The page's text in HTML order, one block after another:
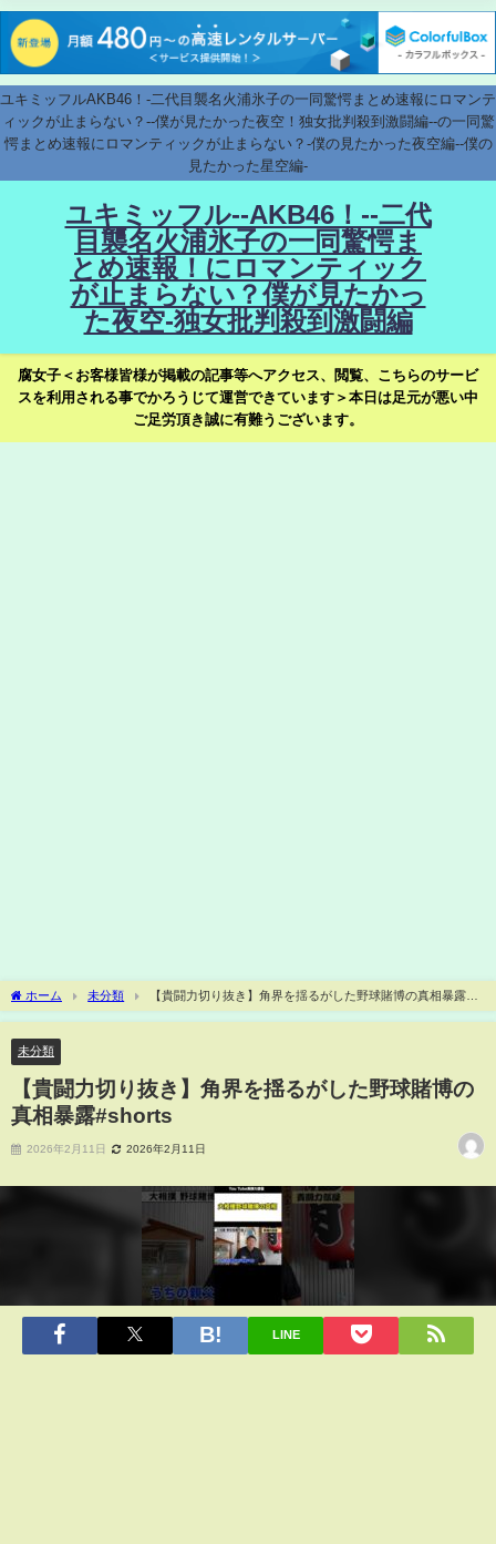
ユキミッフルAKB46！-二代目襲名火浦氷子の一同驚愕まとめ速報にロマンテ
ィックが止まらない？--僕が見たかった夜空！独女批判殺到激闘編--の一同驚
愕まとめ速報にロマンティックが止まらない？-僕の見たかった夜空編--僕の
見たかった星空編-
ユキミッフル--AKB46！--二代
目襲名火浦氷子の一同驚愕ま
とめ速報！にロマンティック
が止まらない？僕が見たかっ
た夜空-独女批判殺到激闘編
腐女子＜お客様皆様が掲載の記事等へアクセス、閲覧、こちらのサービ
スを利用される事でかろうじて運営できています＞本日は足元が悪い中
ご足労頂き誠に有難うございます。
ホーム 未分類
【貴闘力切り抜き】角界を揺るがした野球賭博の真相暴露
#shorts
未分類
【貴闘力切り抜き】角界を揺るがした野球賭博の
真相暴露#shorts
2026年2月11日 2026年2月11日
LINE